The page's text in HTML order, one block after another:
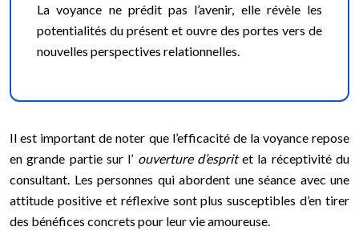
La voyance ne prédit pas l’avenir, elle révèle les
potentialités du présent et ouvre des portes vers de
nouvelles perspectives relationnelles.
Il est important de noter que l’efficacité de la voyance repose
en grande partie sur l’ ouverture d’espritet la réceptivité du
consultant. Les personnes qui abordent une séance avec une
attitude positive et réflexive sont plus susceptibles d’en tirer
des bénéfices concrets pour leur vie amoureuse.